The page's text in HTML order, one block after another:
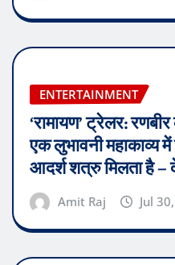
ENTERTAINMENT
‘रामायण’ ट्रेलर:
एक लुभावनी महाकाव्य
आदर्श शत्रु मिलता है –
Amit Raj Jul